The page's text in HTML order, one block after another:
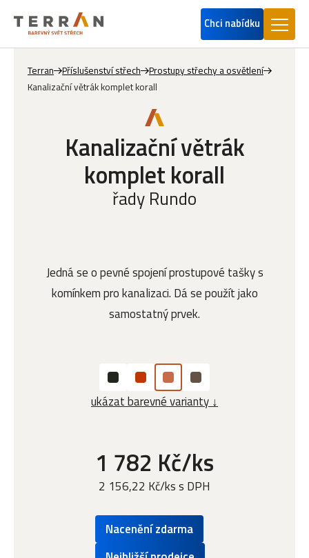
Chci nabídku
Terran Příslušenství střech
Prostupy střechy a osvětlení
Kanalizační větrák komplet korall
Kanalizační větrák
komplet korall
řady Rundo
Jedná se o pevné spojení prostupové tašky s
komínkem pro kanalizaci. Dá se použít jako
samostatný prvek.
ukázat barevné varianty ↓
1 782 Kč/ks
2 156,22 Kč/ks s DPH
Nacenění zdarma